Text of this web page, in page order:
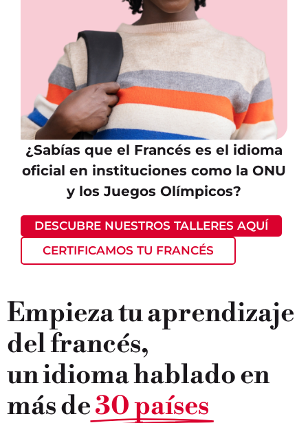
¿Sabías que el Francés es el idioma
oficial en instituciones como la ONU
y los Juegos Olímpicos?
DESCUBRE NUESTROS TALLERES AQUÍ
CERTIFICAMOS TU FRANCÉS
Empieza tu aprendizaje
del francés,
un idioma hablado en
más de30 países